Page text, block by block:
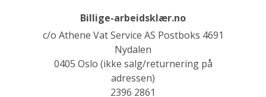
Billige-arbeidsklær.no
c/o Athene Vat Service AS Postboks 4691
Nydalen
0405 Oslo (ikke salg/returnering på
adressen)
2396 2861